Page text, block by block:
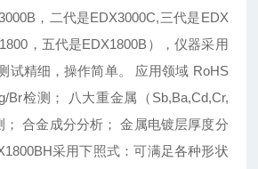
，二代是EDX3000C,三代是EDX
，五代是EDX1800B），仪器采用
试精细，操作简单。 应用领域 RoHS
Br检测； 八大重金属（Sb,Ba,Cd,Cr,
； 合金成分分析； 金属电镀层厚度分
采用下照式：可满足各种形状